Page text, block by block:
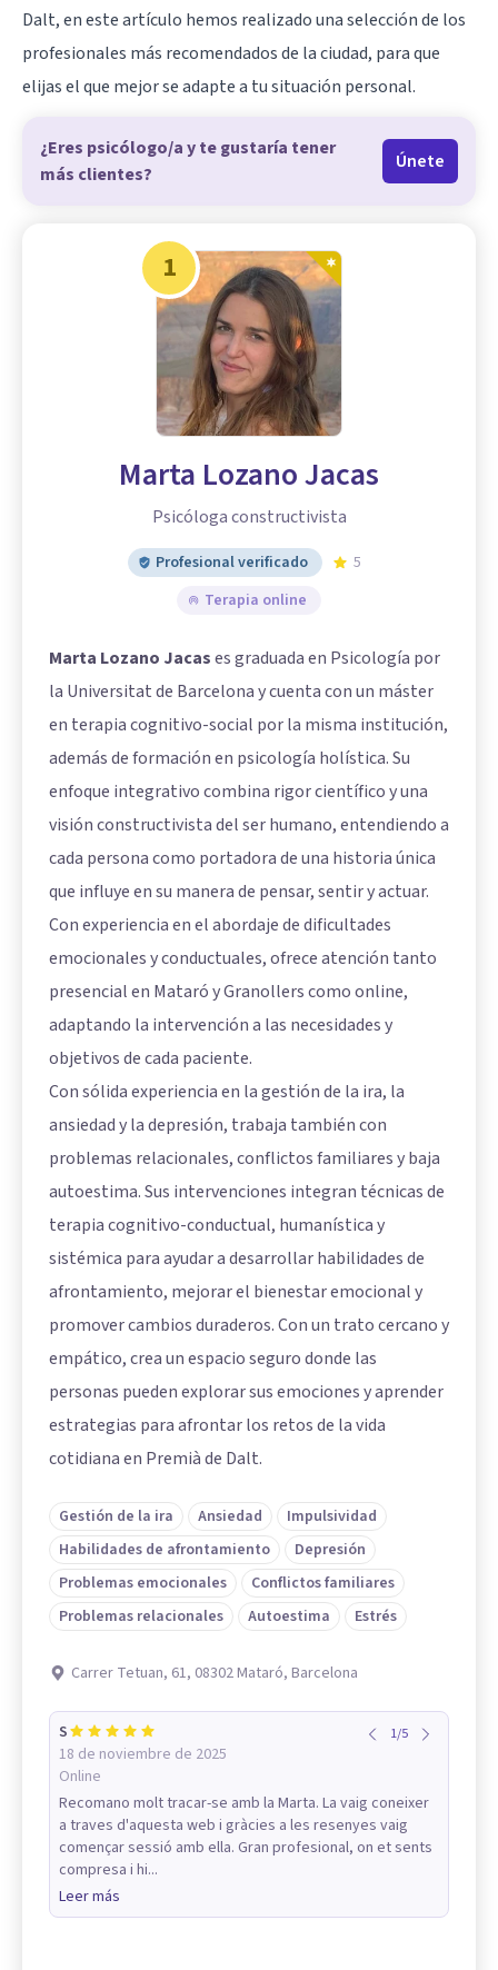
Dalt, en este artículo hemos realizado una selección de los
profesionales más recomendados de la ciudad, para que
elijas el que mejor se adapte a tu situación personal.
¿Eres psicólogo/a y te gustaría tener
más clientes?
Únete
1
Marta Lozano Jacas
Psicóloga constructivista
Profesional verificado
5
Terapia online
Marta Lozano Jacases graduada en Psicología por
la Universitat de Barcelona y cuenta con un máster
en terapia cognitivo-social por la misma institución,
además de formación en psicología holística. Su
enfoque integrativo combina rigor científico y una
visión constructivista del ser humano, entendiendo a
cada persona como portadora de una historia única
que influye en su manera de pensar, sentir y actuar.
Con experiencia en el abordaje de dificultades
emocionales y conductuales, ofrece atención tanto
presencial en Mataró y Granollers como online,
adaptando la intervención a las necesidades y
objetivos de cada paciente.
Con sólida experiencia en la gestión de la ira, la
ansiedad y la depresión, trabaja también con
problemas relacionales, conflictos familiares y baja
autoestima. Sus intervenciones integran técnicas de
terapia cognitivo-conductual, humanística y
sistémica para ayudar a desarrollar habilidades de
afrontamiento, mejorar el bienestar emocional y
promover cambios duraderos. Con un trato cercano y
empático, crea un espacio seguro donde las
personas pueden explorar sus emociones y aprender
estrategias para afrontar los retos de la vida
cotidiana en Premià de Dalt.
Gestión de la ira Ansiedad
Impulsividad
Habilidades de afrontamiento
Depresión
Problemas emocionales
Conflictos familiares
Problemas relacionales
Autoestima Estrés
Carrer Tetuan, 61, 08302 Mataró, Barcelona
S
18 de noviembre de 2025
Online
1/5
Recomano molt tracar-se amb la Marta. La vaig coneixer
a traves d'aquesta web i gràcies a les resenyes vaig
començar sessió amb ella. Gran profesional, on et sents
compresa i hi...
Leer más